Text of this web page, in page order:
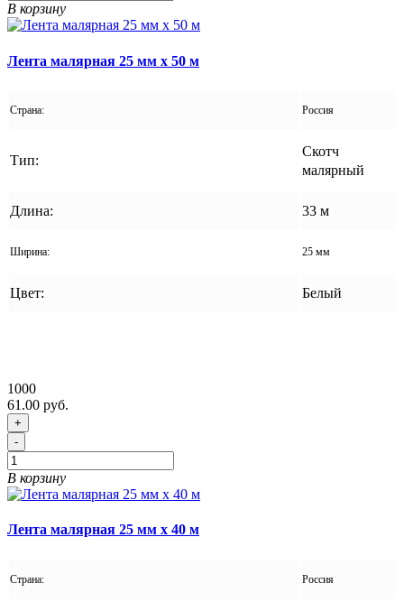
В корзину
Лента малярная 25 мм x 50 м
Страна: Россия
Тип:
Скотч
малярный
Длина: 33 м
Ширина: 25 мм
Цвет: Белый
1000
61.00 руб.
+
-
В корзину
Лента малярная 25 мм x 40 м
Страна: Россия